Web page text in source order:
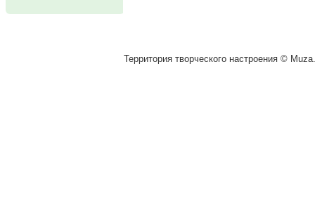
Территория творческого настроения ©